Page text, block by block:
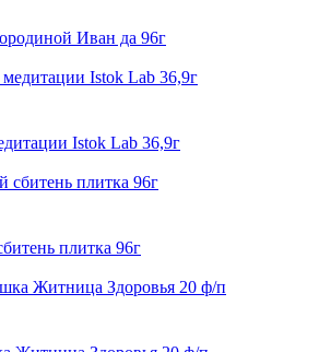
Иван да 96г
Istok Lab 36,9г
плитка 96г